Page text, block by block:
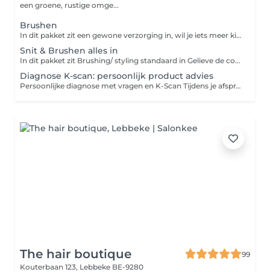
een groene, rustige omge...
Brushen
In dit pakket zit een gewone verzorging in, wil je iets meer kijk dat naar verzorgings rituelen Gelieve de correcte aan te duiden: Brushing duurt max15min = Heel kort kapsel dat 15min brushing Brushing duurt max 30min = Korter haar dan schouder lengtes Normale dikte Brushing langer dan 30min = Langer haar dan schouders maar ook als je moeilijk en dik haar hebt
Snit & Brushen alles in
In dit pakket zit Brushing/ styling standaard in Gelieve de correcte aan te duiden; K= brushing duurt max15min M=brushing duurt max 30min L= brushing langer dan 30min
Diagnose K-scan: persoonlijk product advies
Persoonlijke diagnose met vragen en K-Scan Tijdens je afspraak voert de kapper een hoofdhuidanalyse uit met de K-Scan. Deze geavanceerde scanner maakt beelden die we vergelijken met meer dan 12.000 andere beelden via AI. Zo stellen we een nauwkeurige diagnose op maat. Dankzij drie verschillende belichtingen toont de K-Scan wat je met het blote oog niet kunt zien. Op basis van deze analyse stellen we een gepersonaliseerde verzorgingsroutine voor zowel voor thuisgebruik als voor extra behandelingen in het salon. Je kan deze diagnose combineren met een andere boeking of gebruiken als los advies voor je dagelijkse routine. Bij aankoop van twee producten vervalt de kost van €15 voor de analyse
The hair boutique
99
Kouterbaan 123, Lebbeke BE-9280